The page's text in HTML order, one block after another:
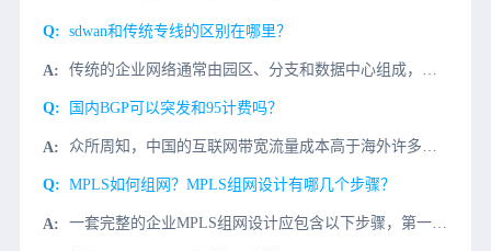
sdwan和传统专线的区别在哪里？
国内BGP可以突发和95计费吗？
MPLS如何组网？MPLS组网设计有哪几个步骤？
一套完整的企业MPLS组网设计应包含以下步骤，第一步：地址规划，第二步：IGP路由规划，第三步：BGP设计规划，第四步：后期网络维护。1、地址规划物理地址：网络设备和网络设备间互联的地址，以/30为主